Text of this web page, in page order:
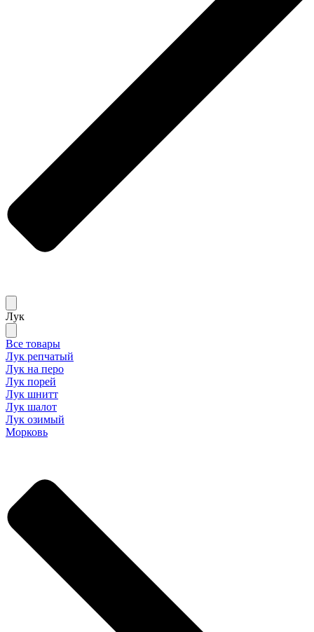
Лук
Все товары
Лук репчатый
Лук на перо
Лук порей
Лук шнитт
Лук шалот
Лук озимый
Морковь